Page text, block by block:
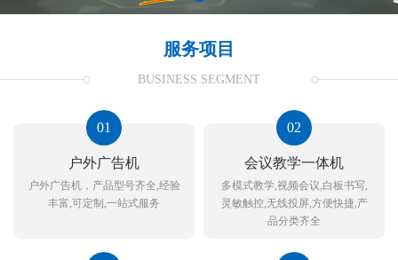
服务项目
BUSINESS SEGMENT
01
户外广告机
户外广告机，产品型号齐全,经验
丰富,可定制,一站式服务
02
会议教学一体机
多模式教学,视频会议,白板书写,
灵敏触控,无线投屏,方便快捷,产
品分类齐全